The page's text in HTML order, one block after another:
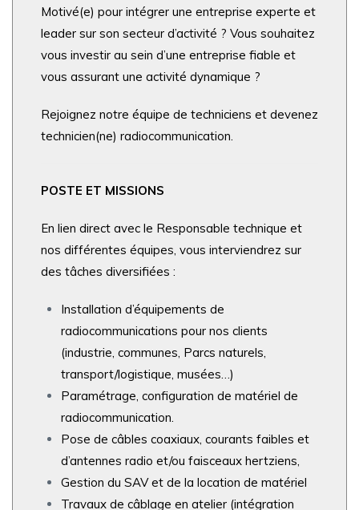
Motivé(e) pour intégrer une entreprise experte et
leader sur son secteur d’activité ? Vous souhaitez
vous investir au sein d’une entreprise fiable et
vous assurant une activité dynamique ?
Rejoignez notre équipe de techniciens et devenez
technicien(ne) radiocommunication.
POSTE ET MISSIONS
En lien direct avec le Responsable technique et
nos différentes équipes, vous interviendrez sur
des tâches diversifiées :
Installation d’équipements de
radiocommunications pour nos clients
(industrie, communes, Parcs naturels,
transport/logistique, musées…)
Paramétrage, configuration de matériel de
radiocommunication.
Pose de câbles coaxiaux, courants faibles et
d’antennes radio et/ou faisceaux hertziens,
Gestion du SAV et de la location de matériel
Travaux de câblage en atelier (intégration